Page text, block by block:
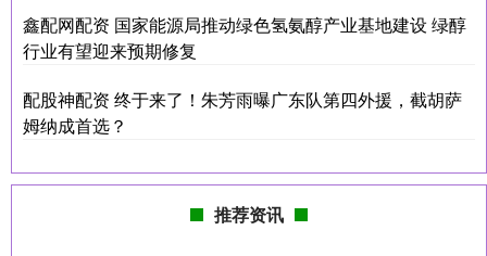
鑫配网配资 国家能源局推动绿色氢氨醇产业基地建设 绿醇
行业有望迎来预期修复
配股神配资 终于来了！朱芳雨曝广东队第四外援，截胡萨
姆纳成首选？
推荐资讯